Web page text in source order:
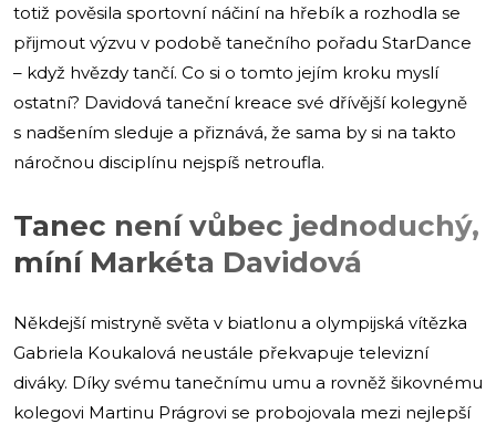
totiž pověsila sportovní náčiní na hřebík a rozhodla se
přijmout výzvu v podobě tanečního pořadu StarDance
– když hvězdy tančí. Co si o tomto jejím kroku myslí
ostatní? Davidová taneční kreace své dřívější kolegyně
s nadšením sleduje a přiznává, že sama by si na takto
náročnou disciplínu nejspíš netroufla.
Tanec není vůbec jednoduchý,
míní Markéta Davidová
Někdejší mistryně světa v biatlonu a olympijská vítězka
Gabriela Koukalová neustále překvapuje televizní
diváky. Díky svému tanečnímu umu a rovněž šikovnému
kolegovi Martinu Prágrovi se probojovala mezi nejlepší